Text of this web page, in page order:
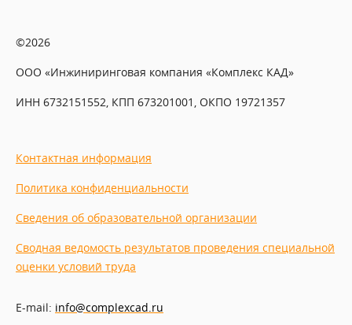
©2026
ООО «Инжиниринговая компания «Комплекс КАД»
ИНН 6732151552, КПП 673201001, ОКПО 19721357
Контактная информация
Политика конфиденциальности
Сведения об образовательной организации
Сводная ведомость результатов проведения специальной
оценки условий труда
E-mail: info@complexcad.ru